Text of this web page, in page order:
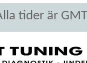
tider är